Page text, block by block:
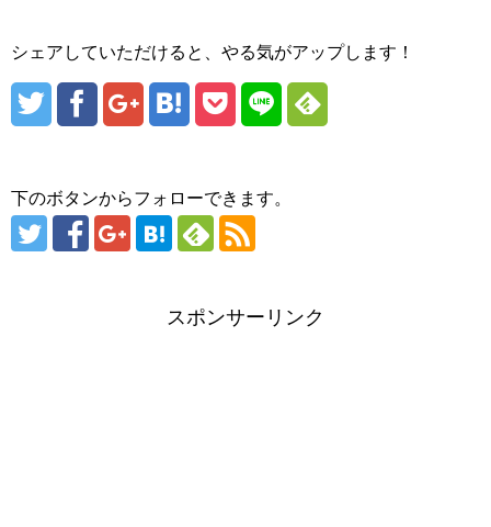
シェアしていただけると、やる気がアップします！
下のボタンからフォローできます。
スポンサーリンク